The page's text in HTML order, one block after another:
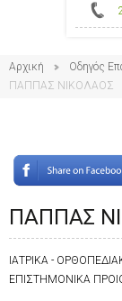
Αρχική Οδηγός
ΠΑΠΠΑΣ ΝΙΚΟΛΑΟΣ
ΠΑΠΠΑΣ
ΙΑΤΡΙΚΑ -
ΕΠΙΣΤΗΜΟΝΙΚΑ